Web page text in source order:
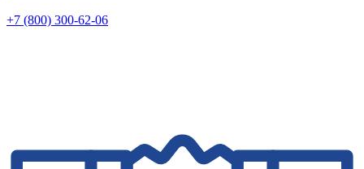
+7 (800) 300-62-06